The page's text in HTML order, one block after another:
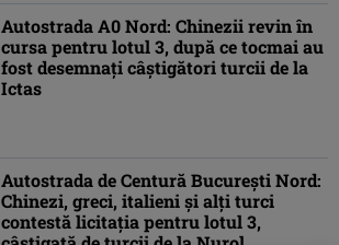
Autostrada A0 Nord: Chinezii revin în
cursa pentru lotul 3, după ce tocmai au
fost desemnați câștigători turcii de la
Ictas
Autostrada de Centură București Nord:
Chinezi, greci, italieni și alți turci
contestă licitația pentru lotul 3,